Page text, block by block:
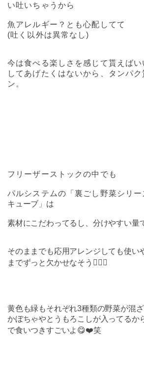
い吐いちゃうから
魚アレルギー？とも心配してて
(吐く以外は異常なし)
今は食べる楽しさを感じて貰えば
してあげたくはないから、タンパク
ン。
フリーザーストックの中でも
パルシステムの「裏ごし野菜シリー
キューブ」は
素材にこだわってるし、分けやすい量
そのままでも応用アレンジしても使い
までずっと欠かせなそう👍🏻✨
黄色も緑もそれぞれ3種類の野菜が混ざ
かぼちゃやとうもろこしが入ってるか
で食いつきすごいよ😋❤️笑